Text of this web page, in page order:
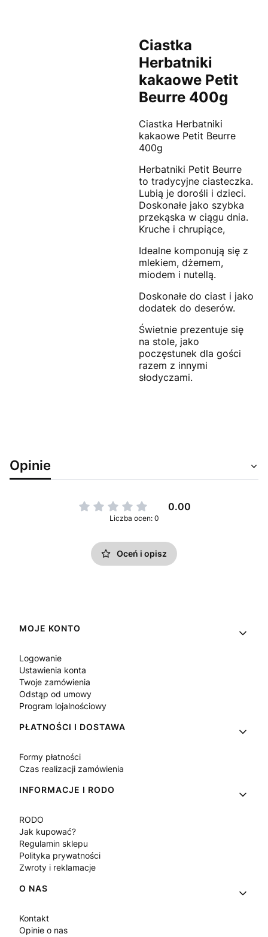
Ciastka
Herbatniki
kakaowe Petit
Beurre 400g
Ciastka Herbatniki
kakaowe Petit Beurre
400g
Herbatniki Petit Beurre
to tradycyjne ciasteczka.
Lubią je dorośli i dzieci.
Doskonałe jako szybka
przekąska w ciągu dnia.
Kruche i chrupiące,
Idealne komponują się z
mlekiem, dżemem,
miodem i nutellą.
Doskonałe do ciast i jako
dodatek do deserów.
Świetnie prezentuje się
na stole, jako
poczęstunek dla gości
razem z innymi
słodyczami.
Opinie
0.00
Liczba ocen: 0
Oceń i opisz
Linki w stopce
MOJE KONTO
Logowanie
Ustawienia konta
Twoje zamówienia
Odstąp od umowy
Program lojalnościowy
PŁATNOŚCI I DOSTAWA
Formy płatności
Czas realizacji zamówienia
INFORMACJE I RODO
RODO
Jak kupować?
Regulamin sklepu
Polityka prywatności
Zwroty i reklamacje
O NAS
Kontakt
Opinie o nas